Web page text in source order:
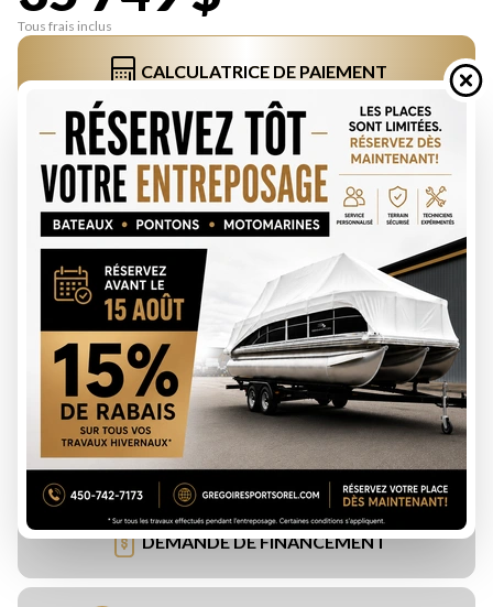
Tous frais inclus
CALCULATRICE DE PAIEMENT
DEMANDE DE FINANCEMENT